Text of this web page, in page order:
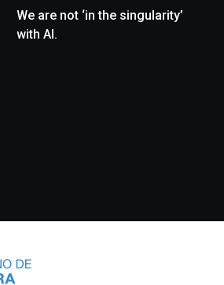
We are not ‘in the singularity’
with AI.